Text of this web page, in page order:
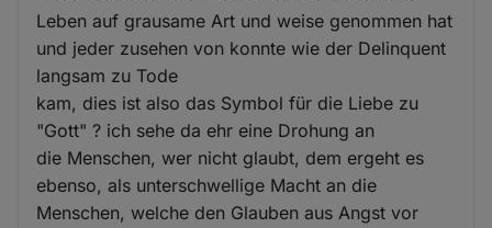
Leben auf grausame Art und weise genommen hat
und jeder zusehen von konnte wie der Delinquent
langsam zu Tode
kam, dies ist also das Symbol für die Liebe zu
"Gott" ? ich sehe da ehr eine Drohung an
die Menschen, wer nicht glaubt, dem ergeht es
ebenso, als unterschwellige Macht an die
Menschen, welche den Glauben aus Angst vor